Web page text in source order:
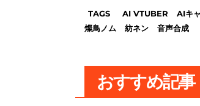
TAGS AI VTUBER AIキ
燦鳥ノム
紡ネン 音声合成
おすすめ記事